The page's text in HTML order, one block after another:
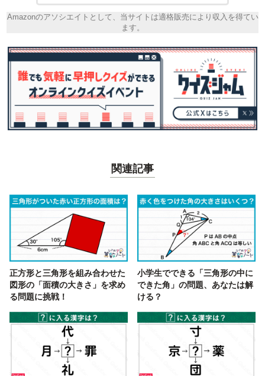
Amazonのアソシエイトとして、当サイトは適格販売により収入を得てい
ます。
関連記事
正方形と三角形を組み合わせた
図形の「面積の大きさ」を求め
る問題に挑戦！
小学生でできる「三角形の中に
できた角」の問題、あなたは解
ける？